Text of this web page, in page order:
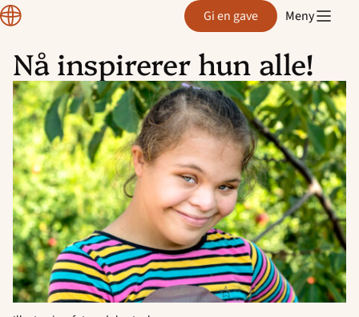
Hopp
til
innhold
Normisjon Gi en gave Meny
Nå inspirerer hun alle!